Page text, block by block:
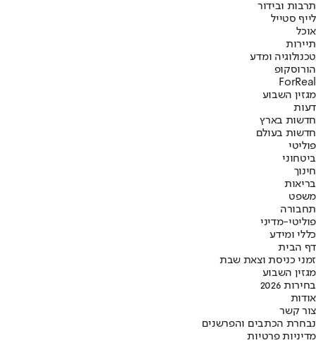
תרבות ובידור
לייף סטייל
אוכל
תיירות
טכנולוגיה ומדע
הורוסקופ
ForReal
מגזין השבוע
דעות
חדשות בארץ
חדשות בעולם
פוליטי
ביטחוני
חינוך
בריאות
משפט
תחבורה
פוליטי-מדיני
כללי ומידע
דף הבית
זמני כניסת וצאת שבת
מגזין השבוע
בחירות 2026
אודות
צור קשר
נבחרת הכתבים והפרשנים
מדיניות פרטיות